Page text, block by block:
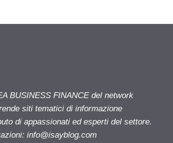
BUSINESS FINANCE del network
siti tematici di informazione
di appassionati ed esperti del settore.
info@isayblog.com